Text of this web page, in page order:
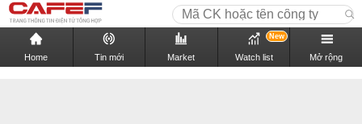
Home Tin mới Market Watch list
New
Mở rộng